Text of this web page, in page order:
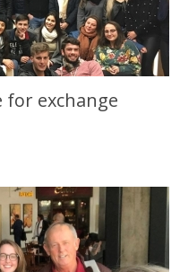
next semester
for exchange